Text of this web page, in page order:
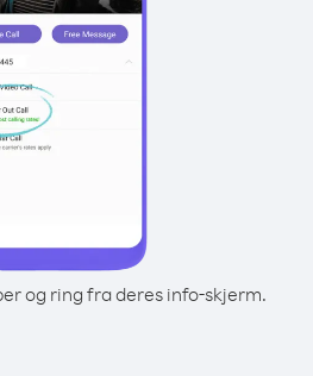
og ring fra deres info-skjerm.